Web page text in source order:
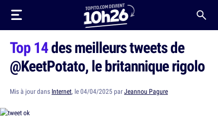
Top 14des meilleurs tweets de
@KeetPotato, le britannique rigolo
Mis à jour dans Internet, le 04/04/2025 parJeannou Pagure